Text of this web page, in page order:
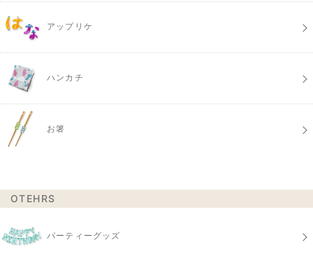
アップリケ
ハンカチ
お箸
OTEHRS
パーティーグッズ